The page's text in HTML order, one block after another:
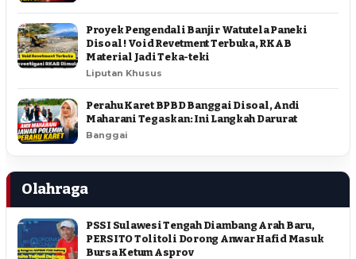
Proyek Pengendali Banjir Watutela Paneki
Disoal ! Void Revetment Terbuka, RKAB
Material Jadi Teka-teki
Liputan Khusus
Perahu Karet BPBD Banggai Disoal, Andi
Maharani Tegaskan: Ini Langkah Darurat
Banggai
Olahraga
PSSI Sulawesi Tengah Diambang Arah Baru,
PERSITO Tolitoli Dorong Anwar Hafid Masuk
Bursa Ketum Asprov